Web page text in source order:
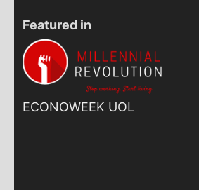
Featured in
ECONOWEEK UOL